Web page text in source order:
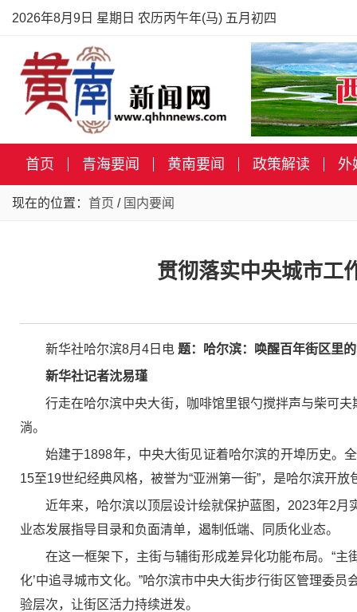
2026年8月9日 星期日 农历丙午年(马) 五月初四
首页 青海要闻 黄南要闻 政策解读 外
现在的位置： 首页 / 国内要闻
贯彻落实中央城市工
新华社哈尔滨8月4日电 题：哈尔滨：唤醒百年街区里
新华社记者沈易瑾
行走在哈尔滨中央大街，咖啡馆里银勺搅拌声与柴可
淌。
始建于1898年，中央大街见证着哈尔滨的开埠历史。
15至19世纪经典风格，被誉为“亚洲第一街”，是哈尔滨开
近年来，哈尔滨以顶层设计绘就保护蓝图，2023年2
业态发展指导目录和负面清单，遏制低端、同质化业态。
在这一框架下，主街与辅街形成差异化功能布局。“
化’中追寻城市文化。”哈尔滨市中央大街步行街区管理委
验层次，让街区活力持续迸发。